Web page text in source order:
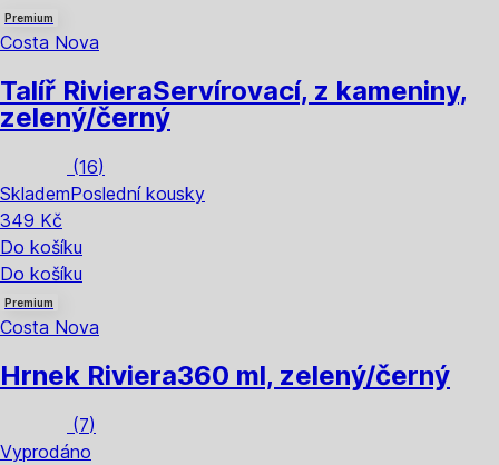
Premium
Costa Nova
Talíř RivieraServírovací, z kameniny,
zelený/černý
(16)
SklademPoslední kousky
349 Kč
Do košíku
Do košíku
Premium
Costa Nova
Hrnek Riviera360 ml, zelený/černý
(7)
Vyprodáno